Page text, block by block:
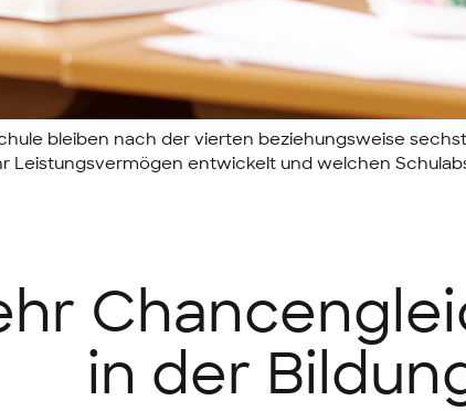
bleiben nach der vierten beziehungsweise
entwickelt und welchen
in der